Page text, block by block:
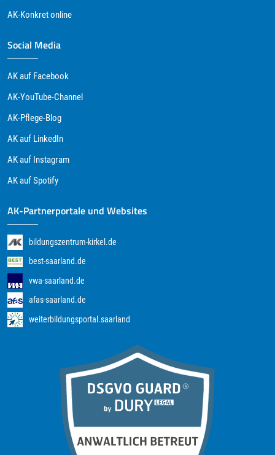
AK-Konkret online
Social Media
AK auf Facebook
AK-YouTube-Channel
AK-Pflege-Blog
AK auf LinkedIn
AK auf Instagram
AK auf Spotify
AK-Partnerportale und Websites
bildungszentrum-kirkel.de
best-saarland.de
vwa-saarland.de
afas-saarland.de
weiterbildungsportal.saarland